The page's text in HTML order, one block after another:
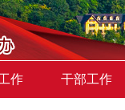
作 干部工作